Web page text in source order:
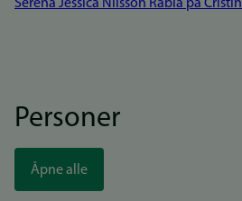
Serena Jessica Nilsson Rabia på Cristin
Personer
Åpne alle